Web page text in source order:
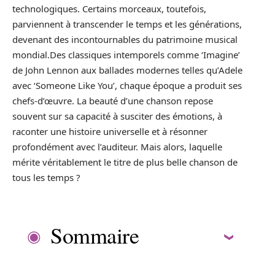
technologiques. Certains morceaux, toutefois,
parviennent à transcender le temps et les générations,
devenant des incontournables du patrimoine musical
mondial.Des classiques intemporels comme ‘Imagine’
de John Lennon aux ballades modernes telles qu’Adele
avec ‘Someone Like You’, chaque époque a produit ses
chefs-d’œuvre. La beauté d’une chanson repose
souvent sur sa capacité à susciter des émotions, à
raconter une histoire universelle et à résonner
profondément avec l’auditeur. Mais alors, laquelle
mérite véritablement le titre de plus belle chanson de
tous les temps ?
Sommaire